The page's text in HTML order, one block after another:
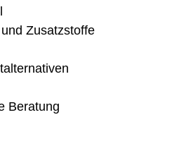
Zusatzstoffe
Beratung